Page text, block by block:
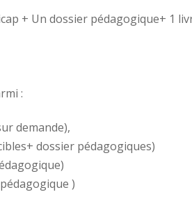
+ Un dossier pédagogique+ 1
:
demande),
dossier pédagogiques)
)